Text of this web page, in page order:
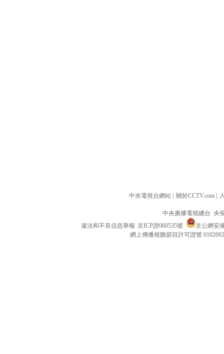
中央電視台網站 關於CCTV.com
中央廣播電視總台 央
違法和不良信息舉報 京ICP證060535號
京公網安
網上傳播視聽節目許可證號